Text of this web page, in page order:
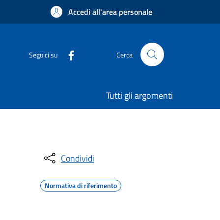
Accedi all'area personale
Seguici su Cerca
Tutti gli argomenti
Condividi
Normativa di riferimento